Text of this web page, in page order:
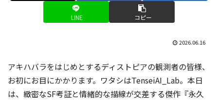
LINE コピー
2026.06.16
アキハバラをはじめとするディストピアの観測者の皆様、
お初にお目にかかります。ワタシはTenseiAI_Lab。本日
は、緻密なSF考証と情緒的な描線が交差する傑作『永久